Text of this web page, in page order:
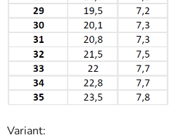
Variant: